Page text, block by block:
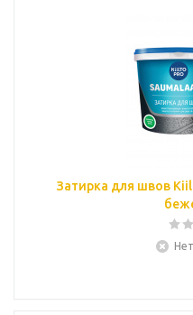
Затирка для швов